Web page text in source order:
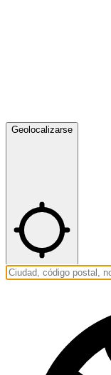
Geolocalizarse